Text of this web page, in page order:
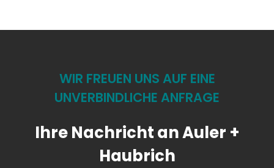
WIR FREUEN UNS AUF EINE
UNVERBINDLICHE ANFRAGE
Ihre Nachricht an Auler +
Haubrich